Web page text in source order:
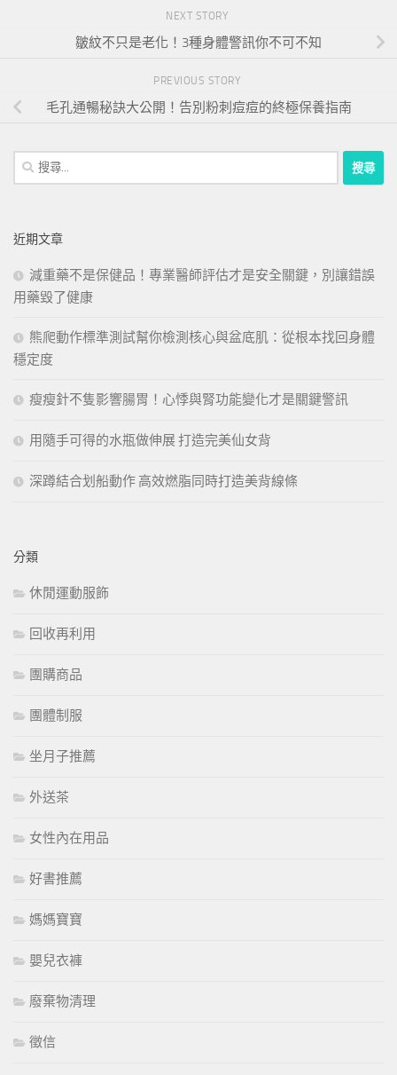
NEXT STORY
皺紋不只是老化！3種身體警訊你不可不知
PREVIOUS STORY
毛孔通暢秘訣大公開！告別粉刺痘痘的終極保養指南
搜
尋
字:
近期文章
減重藥不是保健品！專業醫師評估才是安全關鍵，別讓錯誤
用藥毀了健康
熊爬動作標準測試幫你檢測核心與盆底肌：從根本找回身體
穩定度
瘦瘦針不隻影響腸胃！心悸與腎功能變化才是關鍵警訊
用隨手可得的水瓶做伸展 打造完美仙女背
深蹲結合划船動作 高效燃脂同時打造美背線條
分類
休閒運動服飾
回收再利用
團購商品
團體制服
坐月子推薦
外送茶
女性內在用品
好書推薦
媽媽寶寶
嬰兒衣褲
廢棄物清理
徵信